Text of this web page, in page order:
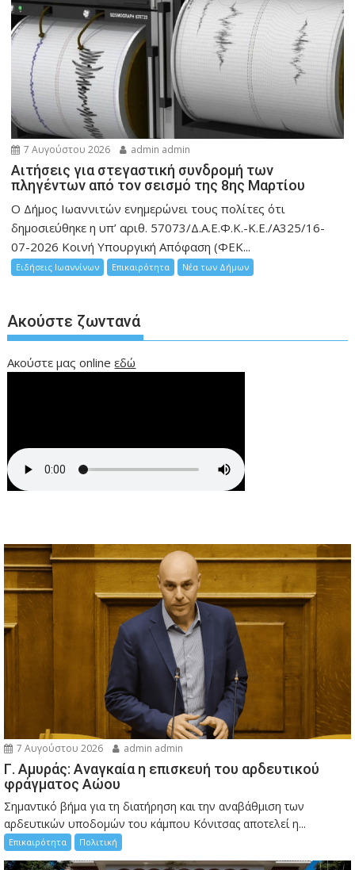
7 Αυγούστου 2026 admin admin
Αιτήσεις για στεγαστική συνδρομή των
πληγέντων από τον σεισμό της 8ης Μαρτίου
Ο Δήμος Ιωαννιτών ενημερώνει τους πολίτες ότι
δημοσιεύθηκε η υπ’ αριθ. 57073/Δ.Α.Ε.Φ.Κ.-Κ.Ε./Α325/16-
07-2026 Κοινή Υπουργική Απόφαση (ΦΕΚ...
Ειδήσεις Ιωαννίνων Επικαιρότητα Νέα των Δήμων
Ακούστε ζωντανά
Ακούστε μας onlineεδώ
7 Αυγούστου 2026 admin admin
Γ. Αμυράς: Αναγκαία η επισκευή του αρδευτικού
φράγματος Αώου
Σημαντικό βήμα για τη διατήρηση και την αναβάθμιση των
αρδευτικών υποδομών του κάμπου Κόνιτσας αποτελεί η...
Επικαιρότητα Πολιτική